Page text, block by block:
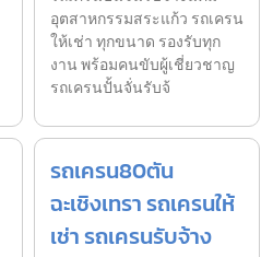
อุตสาหกรรมสระแก้ว รถเครน
ให้เช่า ทุกขนาด รองรับทุก
งาน พร้อมคนขับผู้เชี่ยวชาญ
รถเครนปั้นจั่นรับจ้
รถเครน80ตัน
ฉะเชิงเทรา รถเครนให้
เช่า รถเครนรับจ้าง